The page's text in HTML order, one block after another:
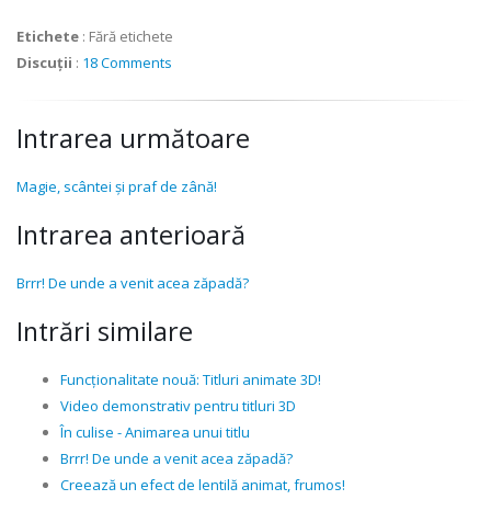
Etichete : Fără etichete
Discuții : 18 Comments
Intrarea următoare
Magie, scântei și praf de zână!
Intrarea anterioară
Brrr! De unde a venit acea zăpadă?
Intrări similare
Funcționalitate nouă: Titluri animate 3D!
Video demonstrativ pentru titluri 3D
În culise - Animarea unui titlu
Brrr! De unde a venit acea zăpadă?
Creează un efect de lentilă animat, frumos!